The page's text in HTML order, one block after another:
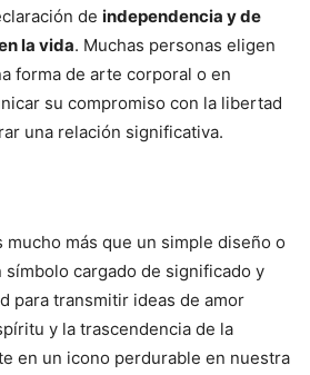
de independencia y de
la vida. Muchas personas eligen
forma de arte corporal o en
su compromiso con la libertad
una relación significativa.
mucho más que un simple diseño o
cargado de significado y
para transmitir ideas de amor
y la trascendencia de la
en un icono perdurable en nuestra